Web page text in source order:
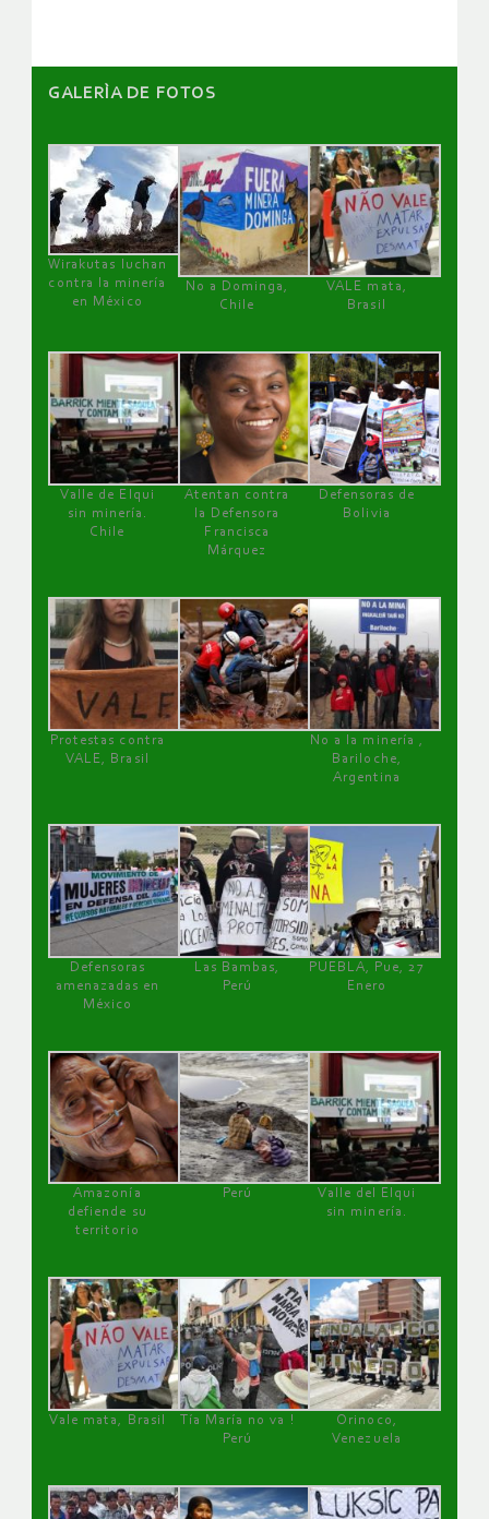
GALERÌA DE FOTOS
Wirakutas luchan
contra la minería
en México
No a Dominga,
Chile
VALE mata,
Brasil
Valle de Elqui
sin minería.
Chile
Atentan contra
la Defensora
Francisca
Márquez
Defensoras de
Bolivia
Protestas contra
VALE, Brasil
No a la minería ,
Bariloche,
Argentina
Defensoras
amenazadas en
México
Las Bambas,
Perú
PUEBLA, Pue, 27
Enero
Amazonía
defiende su
territorio
Perú
Valle del Elqui
sin minería.
Vale mata, Brasil
Tía María no va !
Perú
Orinoco,
Venezuela